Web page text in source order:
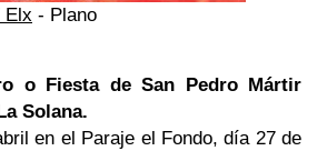
Elx - Plano
o Fiesta de San PedroMártir
Solana.
en el Paraje el Fondo, día 27 de